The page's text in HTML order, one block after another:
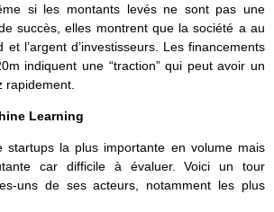
si les montants levés ne sont pas une
succès, elles montrent que la société a au
l’argent d’investisseurs. Les financements
indiquent une “traction” qui peut avoir un
rapidement.
Learning
startups la plus importante en volume mais
car difficile à évaluer. Voici un tour
uns de ses acteurs, notamment les plus